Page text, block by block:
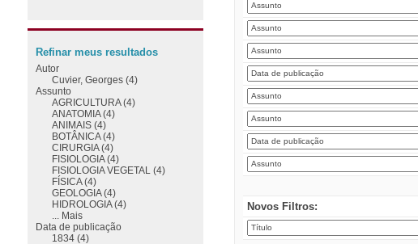
Novos Filtros:
Refinar meus resultados
Autor
Cuvier, Georges (4)
Assunto
AGRICULTURA (4)
ANATOMIA (4)
ANIMAIS (4)
BOTÂNICA (4)
CIRURGIA (4)
FISIOLOGIA (4)
FISIOLOGIA VEGETAL (4)
FÍSICA (4)
GEOLOGIA (4)
HIDROLOGIA (4)
... Mais
Data de publicação
1834 (4)